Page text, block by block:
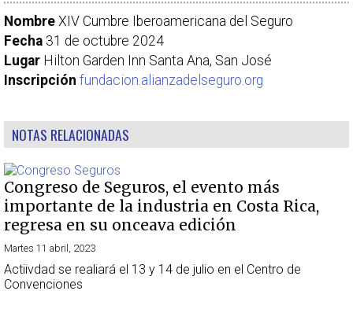
Nombre XIV Cumbre Iberoamericana del Seguro
Fecha 31 de octubre 2024
Lugar Hilton Garden Inn Santa Ana, San José
Inscripción fundacion.alianzadelseguro.org
NOTAS RELACIONADAS
Congreso de Seguros, el evento más
importante de la industria en Costa Rica,
regresa en su onceava edición
Martes 11 abril, 2023
Actiivdad se realiará el 13 y 14 de julio en el Centro de
Convenciones